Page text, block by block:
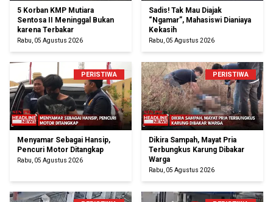
5 Korban KMP Mutiara
Sentosa II Meninggal Bukan
karena Terbakar
Rabu, 05 Agustus 2026
Sadis! Tak Mau Diajak
“Ngamar”, Mahasiswi Dianiaya
Kekasih
Rabu, 05 Agustus 2026
PERISTIWA
Menyamar Sebagai Hansip,
Pencuri Motor Ditangkap
Rabu, 05 Agustus 2026
PERISTIWA
Dikira Sampah, Mayat Pria
Terbungkus Karung Dibakar
Warga
Rabu, 05 Agustus 2026